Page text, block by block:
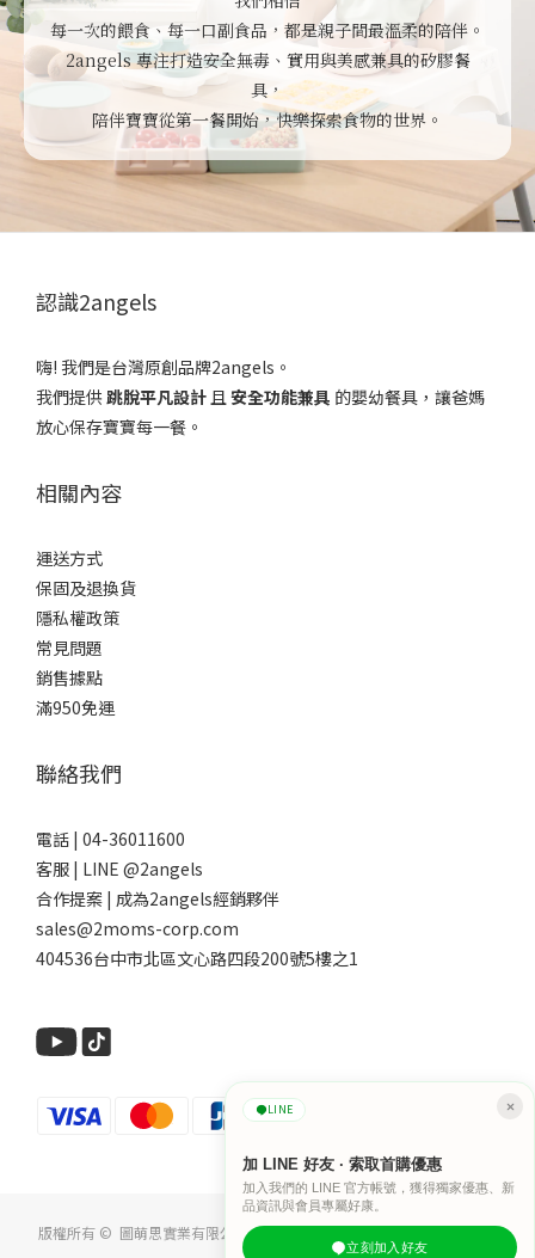
每一次的餵食、每一口副食品，都是親子間最溫柔的陪伴。
2angels 專注打造安全無毒、實用與美感兼具的矽膠餐
具，
陪伴寶寶從第一餐開始，快樂探索食物的世界。
LINE
加 LINE 好友 · 索取首購優惠
加入我們的 LINE 官方帳號，獲得獨家優惠、新
品資訊與會員專屬好康。
立刻加入好友
認識2angels
嗨! 我們是台灣原創品牌2angels。
我們提供跳脫平凡設計 且 安全功能兼具 的嬰幼餐具，讓爸媽
放心保存寶寶每一餐。
相關內容
運送方式
保固及退換貨
隱私權政策
常見問題
銷售據點
滿950免運
聯絡我們
電話 | 04-36011600
客服 | LINE @2angels
合作提案 | 成為2angels經銷夥伴
sales@2moms-corp.com
404536台中市北區文心路四段200號5樓之1
版權所有 © 圖萌思實業有限公司 | 統編54753625 | 食品業者登錄字號 B-